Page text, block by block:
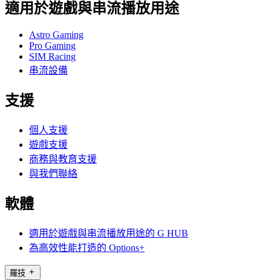
適用於遊戲與串流播放用途
Astro Gaming
Pro Gaming
SIM Racing
串流設備
支援
個人支援
遊戲支援
商務與教育支援
與我們聯絡
軟體
適用於遊戲與串流播放用途的 G HUB
為高效性能打造的 Options+
羅技